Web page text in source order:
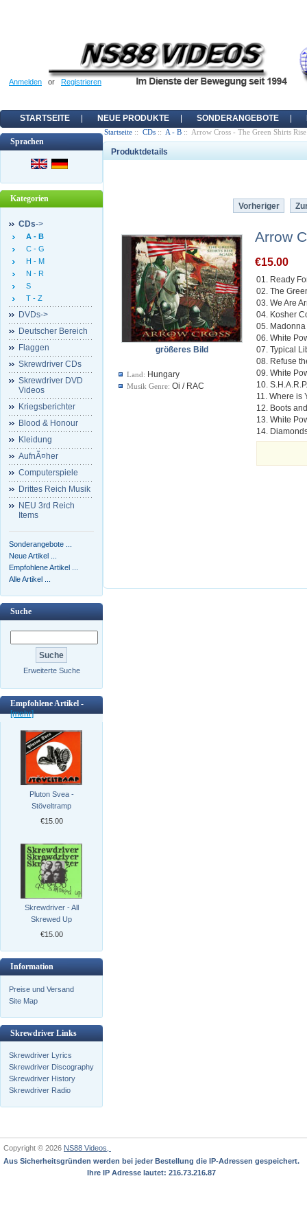
Anmelden or Registrieren
STARTSEITE NEUE PRODUKTE SONDERANGEBOTE
Sprachen
Kategorien
CDs->
A - B
C - G
H - M
N - R
S
T - Z
DVDs->
Deutscher Bereich
Flaggen
Skrewdriver CDs
Skrewdriver DVD
Videos
Kriegsberichter
Blood & Honour
Kleidung
AufnÃ¤her
Computerspiele
Drittes Reich Musik
NEU 3rd Reich
Items
Sonderangebote ...
Neue Artikel ...
Empfohlene Artikel ...
Alle Artikel ...
Suche
Erweiterte Suche
Empfohlene Artikel -
[mehr]
Pluton Svea -
Stöveltramp
€15.00
Skrewdriver - All
Skrewed Up
€15.00
Information
Preise und Versand
Site Map
Skrewdriver Links
Skrewdriver Lyrics
Skrewdriver Discography
Skrewdriver History
Skrewdriver Radio
Startseite :: CDs :: A - B :: Arrow Cross - The Green Shirts
Produktdetails
Vorheriger
größeres Bild
Land: Hungary
Musik Genre: Oi / RAC
Arrow
€15.00
01. Ready
02. The
03. We Are
04. Kosher
05. Madonna
06. White
07. Typical
08. Refuse
09. White
10.
11. Where is
12. Boots
13. White
14.
Copyright © 2026 NS88 Videos,
Aus Sicherheitsgründen werden bei jeder Bestellung die IP-Adressen gespeichert.
Ihre IP Adresse lautet: 216.73.216.87